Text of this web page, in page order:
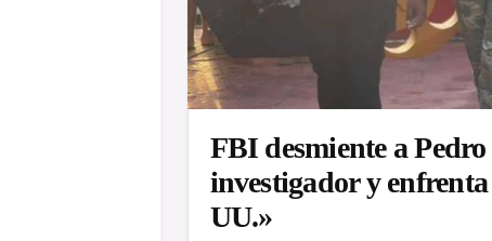
FBI desmiente a
investigador y
UU.»